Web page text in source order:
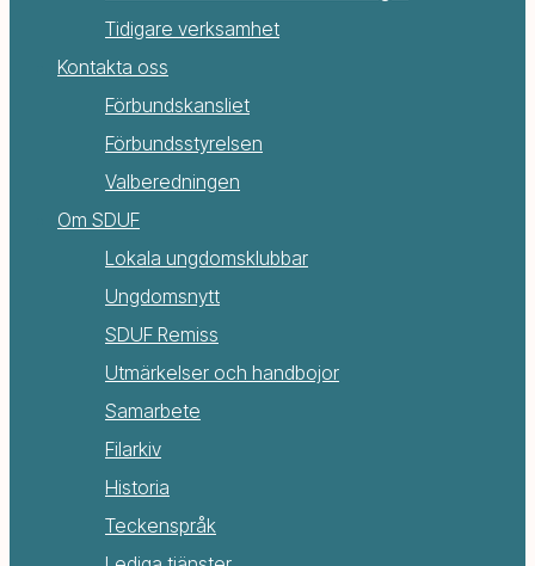
Tidigare verksamhet
Kontakta oss
Förbundskansliet
Förbundsstyrelsen
Valberedningen
Om SDUF
Lokala ungdomsklubbar
Ungdomsnytt
SDUF Remiss
Utmärkelser och handbojor
Samarbete
Filarkiv
Historia
Teckenspråk